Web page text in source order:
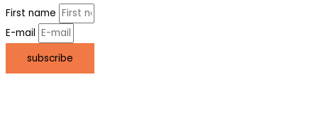
First name
E-mail
subscribe